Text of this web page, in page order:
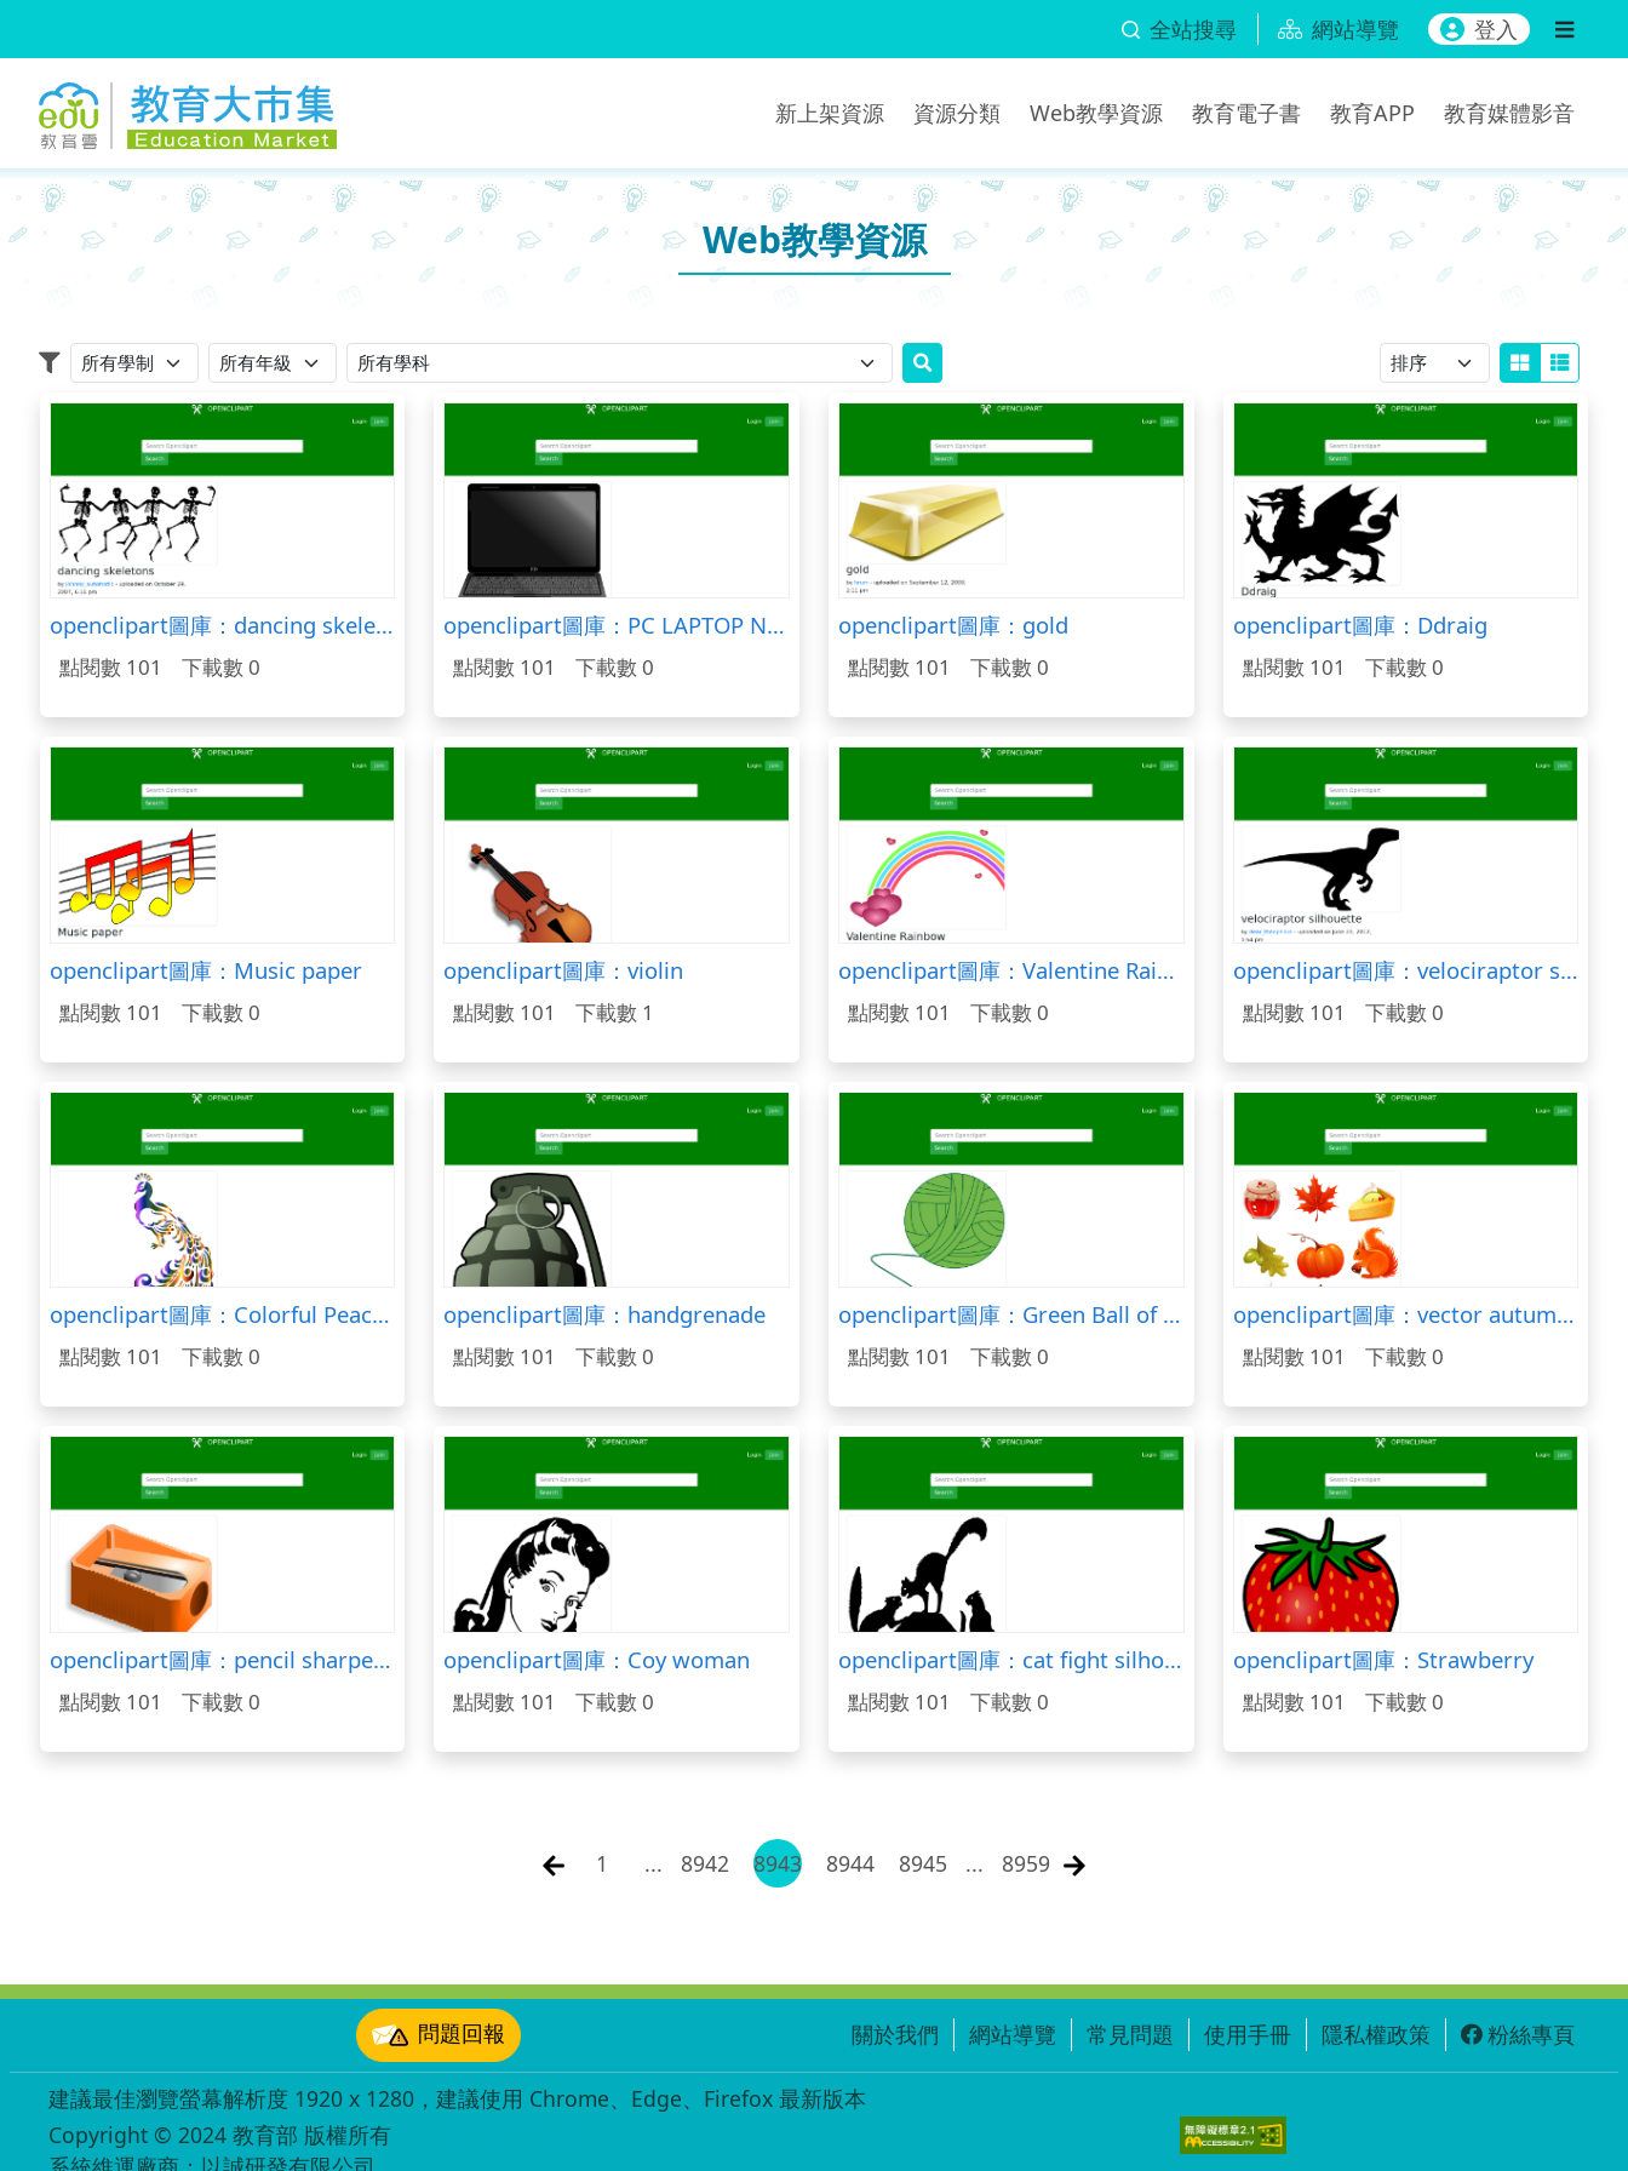
全站搜尋 網站導覽 登入
新上架資源 資源分類 Web教學資源 教育電子書 教育APP 教育媒體影音
Web教學資源
適用學制 適用年級 適用學科
openclipart圖庫：dancing skeletons
點閱數 101 下載數 0
openclipart圖庫：PC LAPTOP NOTEBOOK
點閱數 101 下載數 0
openclipart圖庫：gold
點閱數 101 下載數 0
openclipart圖庫：Ddraig
點閱數 101 下載數 0
openclipart圖庫：Music paper
點閱數 101 下載數 0
openclipart圖庫：violin
點閱數 101 下載數 1
openclipart圖庫：Valentine Rainbow
點閱數 101 下載數 0
openclipart圖庫：velociraptor silhouette
點閱數 101 下載數 0
openclipart圖庫：Colorful Peacock
點閱數 101 下載數 0
openclipart圖庫：handgrenade
點閱數 101 下載數 0
openclipart圖庫：Green Ball of Yarn
點閱數 101 下載數 0
openclipart圖庫：vector autumn icons set
點閱數 101 下載數 0
openclipart圖庫：pencil sharpener
點閱數 101 下載數 0
openclipart圖庫：Coy woman
點閱數 101 下載數 0
openclipart圖庫：cat fight silhouette
點閱數 101 下載數 0
openclipart圖庫：Strawberry
點閱數 101 下載數 0
1 ... 8942 8943 8944 8945 ... 8959
問題回報 關於我們 網站導覽 常見問題 使用手冊 隱私權政策 粉絲專頁
建議最佳瀏覽螢幕解析度 1920 x 1280，建議使用 Chrome、Edge、Firefox 最新版本
Copyright © 2024 教育部 版權所有